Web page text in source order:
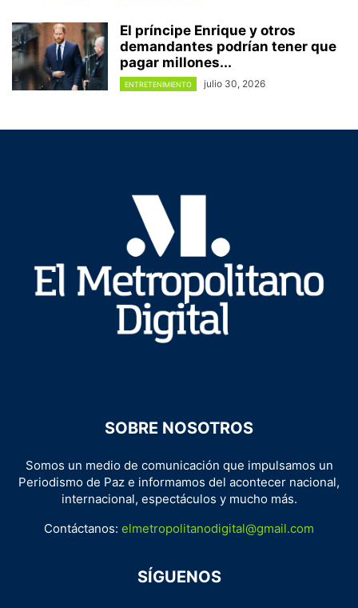
El príncipe Enrique y otros
demandantes podrían tener que
pagar millones...
ENTRETENIMIENTO julio 30, 2026
SOBRE NOSOTROS
Somos un medio de comunicación que impulsamos un
Periodismo de Paz e informamos del acontecer nacional,
internacional, espectáculos y mucho más.
Contáctanos: elmetropolitanodigital@gmail.com
SÍGUENOS